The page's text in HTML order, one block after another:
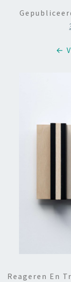
←
Reageren En